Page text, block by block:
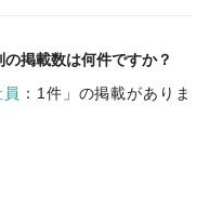
掲載数は何件ですか？
：1件」の掲載がありま